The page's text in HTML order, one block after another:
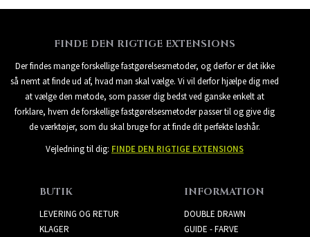
FINDE DEN RIGTIGE EXTENSIONS
Der findes mange forskellige fastgørelsesmetoder, og derfor er det ikke
så nemt at finde ud af, hvad man skal vælge. Vi vil derfor hjælpe dig med
at vælge den metode, som passer dig bedst ved ganske enkelt at
forklare, hvem de forskellige fastgørelsesmetoder passer til og give dig
de værktøjer, som du skal bruge for at finde dit perfekte løshår.
Vejledning til dig: FINDE DEN RIGTIGE EXTENSIONS
BUTIK
LEVERING OG RETUR
KLAGER
INFORMATION
DOUBLE DRAWN
GUIDE - FARVE